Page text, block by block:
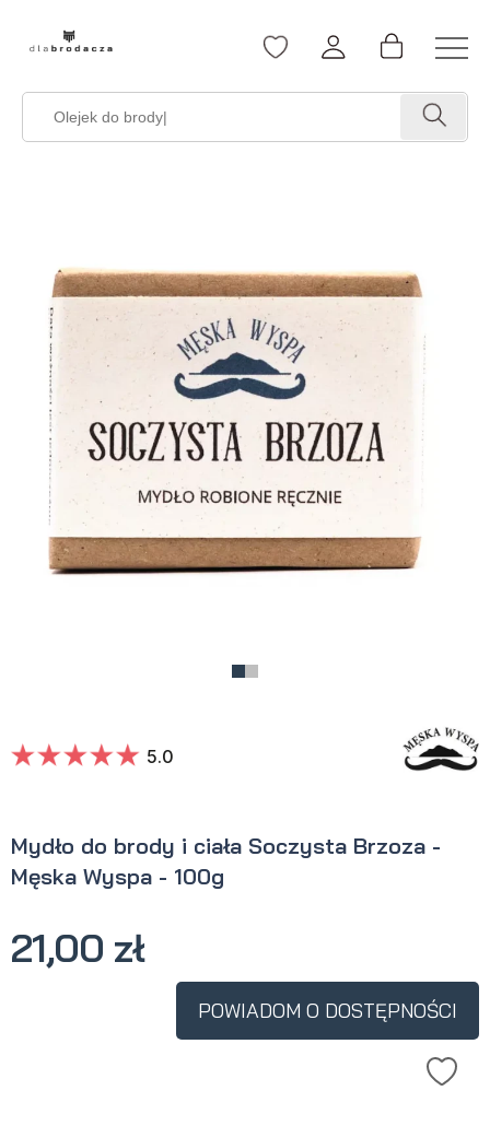
Mydło do brody i ciała Soczysta Brzoza -
Męska Wyspa - 100g
5.0
21,00 zł
POWIADOM O DOSTĘPNOŚCI